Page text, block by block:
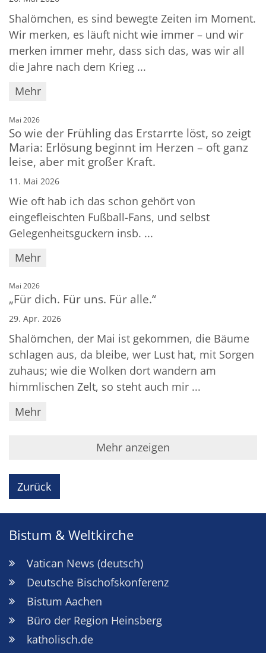
Shalömchen, es sind bewegte Zeiten im Moment.
Wir merken, es läuft nicht wie immer – und wir
merken immer mehr, dass sich das, was wir all
die Jahre nach dem Krieg ...
Mehr
Mai 2026:
So wie der Frühling das Erstarrte löst, so zeigt
Maria: Erlösung beginnt im Herzen – oft ganz
leise, aber mit großer Kraft.
11. Mai 2026
Wie oft hab ich das schon gehört von
eingefleischten Fußball-Fans, und selbst
Gelegenheitsguckern insb. ...
Mehr
Mai 2026:
„Für dich. Für uns. Für alle.“
29. Apr. 2026
Shalömchen, der Mai ist gekommen, die Bäume
schlagen aus, da bleibe, wer Lust hat, mit Sorgen
zuhaus; wie die Wolken dort wandern am
himmlischen Zelt, so steht auch mir ...
Mehr
Mehr anzeigen
Zurück
Bistum & Weltkirche
Vatican News (deutsch)
Deutsche Bischofskonferenz
Bistum Aachen
Büro der Region Heinsberg
katholisch.de